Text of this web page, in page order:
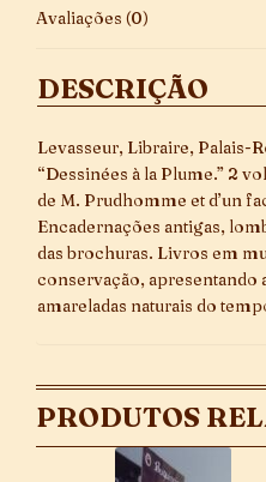
Avaliações (0)
DESCRIÇÃO
Levasseur, Libraire, Palais-
“Dessinées à la Plume.” 2
de M. Prudhomme et d’un
Encadernações antigas,
das brochuras. Livros em
conservação, apresentando
amareladas naturais do
PRODUTOS